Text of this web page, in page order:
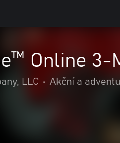
Online 3-
LLC • Akční a